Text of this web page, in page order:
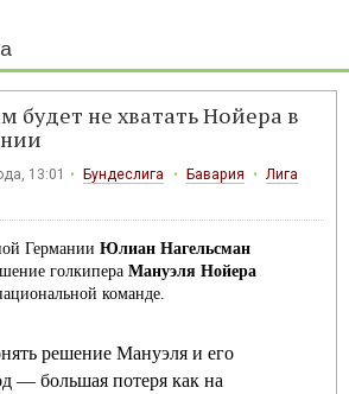
будет не хватать Нойера в
13:01 Бундеслига Бавария
Лига
Германии Юлиан Нагельсман
голкипера Мануэля Нойера
команде.
решение Мануэля и его
— большая потеря как на